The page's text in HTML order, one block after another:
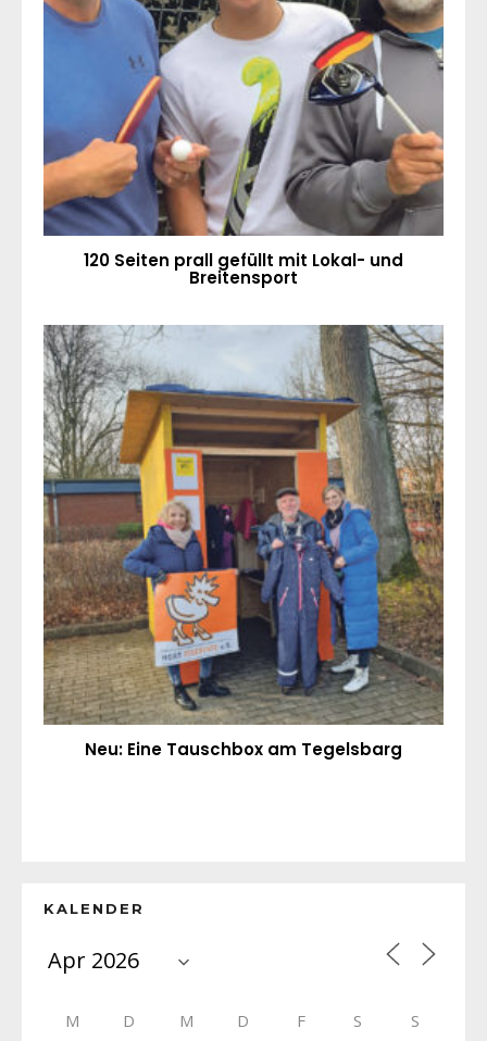
120 Seiten prall gefüllt mit Lokal- und
Breitensport
Neu: Eine Tauschbox am Tegelsbarg
KALENDER
M D M D F S S